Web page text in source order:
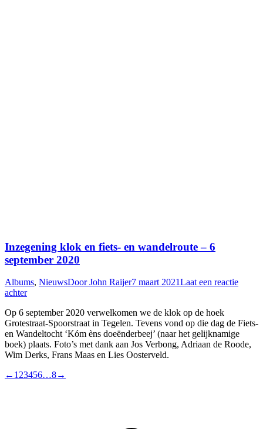
Inzegening klok en fiets- en wandelroute – 6
september 2020
Albums, NieuwsDoorJohn Raijer7 maart 2021Laat een reactie
achter
Op 6 september 2020 verwelkomen we de klok op de hoek
Grotestraat-Spoorstraat in Tegelen. Tevens vond op die dag de Fiets-
en Wandeltocht ‘Kóm èns doeënderbeej’ (naar het gelijknamige
boek) plaats. Foto’s met dank aan Jos Verbong, Adriaan de Roode,
Wim Derks, Frans Maas en Lies Oosterveld.
← 1 23456…8→